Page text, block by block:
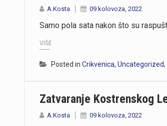
A.Kosta 09 kolovoza, 2022
Samo pola sata nakon što su
VIŠE
Posted in Crikvenica, Uncategorized,
Zatvaranje Kostrenskog
A.Kosta 09 kolovoza, 2022